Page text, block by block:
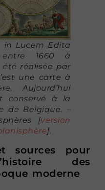
in Lucem Edita
1660 à
été réalisée par
une carte à
Aujourd’hui
conservé à la
de Belgique. –
[version
].
sources pour
des
moderne